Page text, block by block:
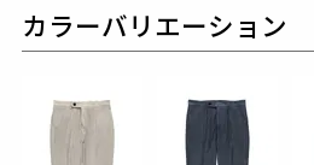
カラーバリエーション